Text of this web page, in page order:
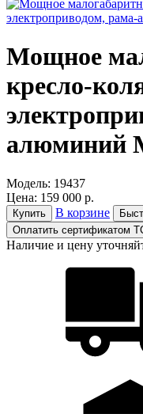
Мощное
кресло-
алюминий
Модель: 19437
Цена: 159 000 р.
Купить В корзине
Оплатить сертификатом
Наличие и цену